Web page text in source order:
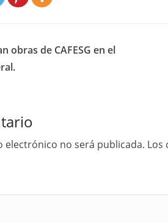
obras de CAFESG en el
electrónico no será publicada. Los